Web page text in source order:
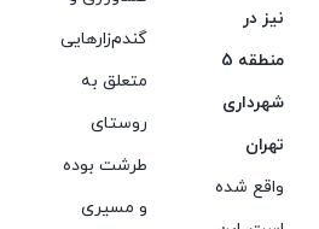
نیز در
منطقه 5
شهرداری
تهران
واقع شده
گندم‌زارهایی
متعلق به
روستای
طرشت بوده
و مسیری